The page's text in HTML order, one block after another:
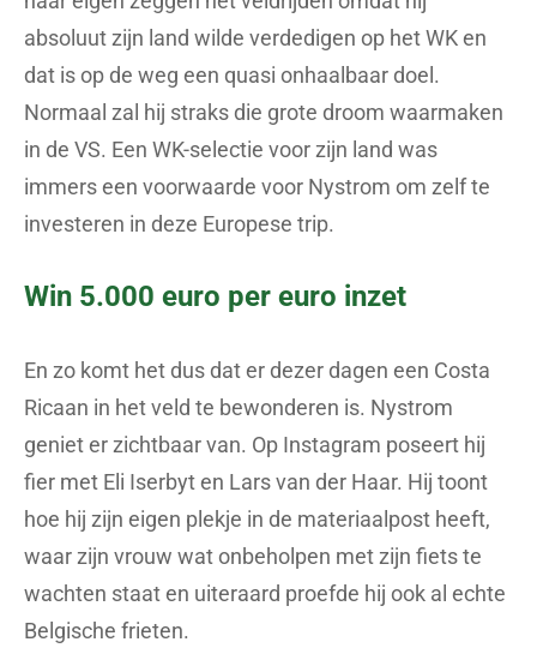
absoluut zijn land wilde verdedigen op het WK en
dat is op de weg een quasi onhaalbaar doel.
Normaal zal hij straks die grote droom waarmaken
in de VS. Een WK-selectie voor zijn land was
immers een voorwaarde voor Nystrom om zelf te
investeren in deze Europese trip.
Win 5.000 euro per euro inzet
En zo komt het dus dat er dezer dagen een Costa
Ricaan in het veld te bewonderen is. Nystrom
geniet er zichtbaar van. Op Instagram poseert hij
fier met Eli Iserbyt en Lars van der Haar. Hij toont
hoe hij zijn eigen plekje in de materiaalpost heeft,
waar zijn vrouw wat onbeholpen met zijn fiets te
wachten staat en uiteraard proefde hij ook al echte
Belgische frieten.